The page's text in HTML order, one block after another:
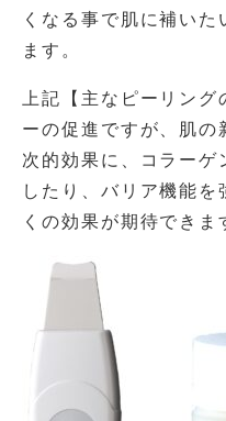
くなる事で肌に補いた
ます。
上記【主なピーリン
ーの促進ですが、肌の
次的効果に、コラーゲ
したり、バリア機能
くの効果が期待できま